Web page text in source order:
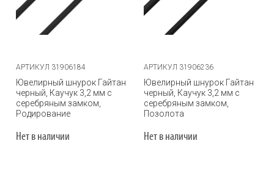
АРТИКУЛ 31906184
Ювелирный шнурок Гайтан
черный, Каучук 3,2 мм с
серебряным замком,
Родирование
Нет в наличии
АРТИКУЛ 31906236
Ювелирный шнурок Гайтан
черный, Каучук 3,2 мм с
серебряным замком,
Позолота
Нет в наличии